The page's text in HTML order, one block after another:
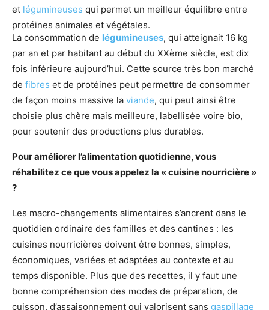
et légumineuses qui permet un meilleur équilibre entre
protéines animales et végétales.
La consommation de légumineuses, qui atteignait 16 kg
par an et par habitant au début du XXème siècle, est dix
fois inférieure aujourd’hui. Cette source très bon marché
de fibres et de protéines peut permettre de consommer
de façon moins massive la viande, qui peut ainsi être
choisie plus chère mais meilleure, labellisée voire bio,
pour soutenir des productions plus durables.
Pour améliorer l’alimentation quotidienne, vous
réhabilitez ce que vous appelez la « cuisine nourricière »
?
Les macro-changements alimentaires s’ancrent dans le
quotidien ordinaire des familles et des cantines : les
cuisines nourricières doivent être bonnes, simples,
économiques, variées et adaptées au contexte et au
temps disponible. Plus que des recettes, il y faut une
bonne compréhension des modes de préparation, de
cuisson, d’assaisonnement qui valorisent sans gaspillage